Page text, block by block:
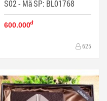
S02 - Mã SP: BL01768
600.000đ
625